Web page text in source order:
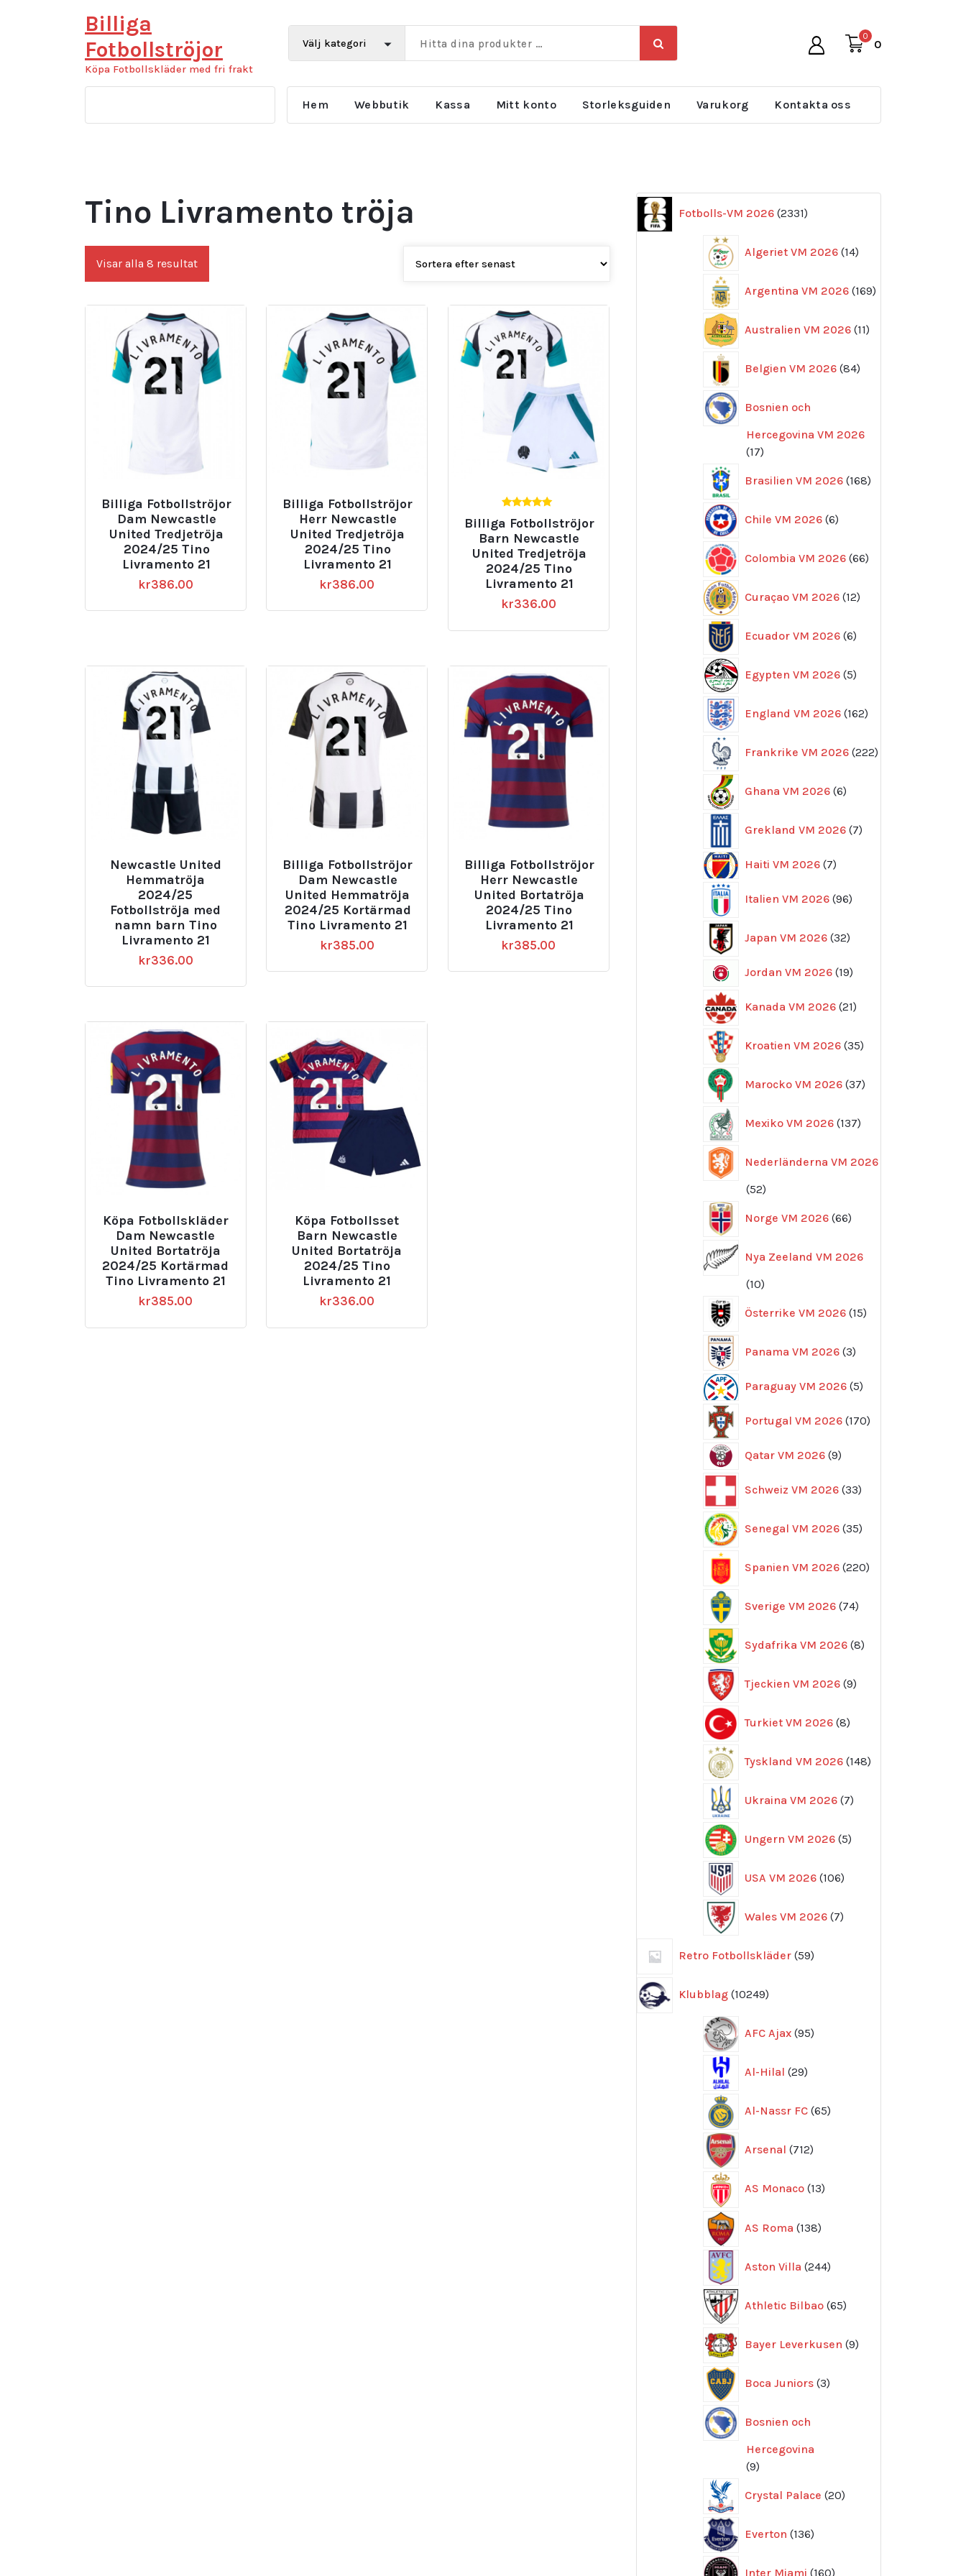
Billiga
Fotbollströjor
Köpa Fotbollskläder med fri frakt
0
0
Hem Webbutik Kassa Mitt konto Storleksguiden Varukorg Kontakta oss
Tino Livramento tröja
Visar alla 8 resultatSortera
efter
Billiga Fotbollströjor
Dam Newcastle
United Tredjetröja
2024/25 Tino
Livramento 21
kr386.00
Billiga Fotbollströjor
Herr Newcastle
United Tredjetröja
2024/25 Tino
Livramento 21
kr386.00
av 5
Billiga Fotbollströjor
Barn Newcastle
United Tredjetröja
2024/25 Tino
Livramento 21
kr336.00
Newcastle United
Hemmatröja
2024/25
Fotbollströja med
namn barn Tino
Livramento 21
kr336.00
Billiga Fotbollströjor
Dam Newcastle
United Hemmatröja
2024/25 Kortärmad
Tino Livramento 21
kr385.00
Billiga Fotbollströjor
Herr Newcastle
United Bortatröja
2024/25 Tino
Livramento 21
kr385.00
Köpa Fotbollskläder
Dam Newcastle
United Bortatröja
2024/25 Kortärmad
Tino Livramento 21
kr385.00
Köpa Fotbollsset
Barn Newcastle
United Bortatröja
2024/25 Tino
Livramento 21
kr336.00
Fotbolls-VM 2026 2331
produkter
Algeriet VM 2026 14
produkter
Argentina VM 2026 169
produkter
Australien VM 2026 11
produkter
Belgien VM 2026 84
produkter
Bosnien och
Hercegovina VM 2026
1717
Brasilien VM 2026 168
produkter
Chile VM 2026 6
produkter
Colombia VM 2026 66
produkter
Curaçao VM 2026 12
produkter
Ecuador VM 2026 6
produkter
Egypten VM 2026 5
produkter
England VM 2026 162
produkter
Frankrike VM 2026 222
produkter
Ghana VM 2026 6
produkter
Grekland VM 2026 7
produkter
Haiti VM 2026 77
Italien VM 2026 96
produkter
Japan VM 2026 32
produkter
Jordan VM 2026 1919
Kanada VM 2026 21
produkter
Kroatien VM 2026 35
produkter
Marocko VM 2026 37
produkter
Mexiko VM 2026 137
produkter
Nederländerna VM 2026
5252
Norge VM 2026 66
produkter
Nya Zeeland VM 2026
1010
Österrike VM 2026 15
produkter
Panama VM 2026 3
produkter
Paraguay VM 2026 55
Portugal VM 2026 170
produkter
Qatar VM 2026 99
Schweiz VM 2026 33
produkter
Senegal VM 2026 35
produkter
Spanien VM 2026 220
produkter
Sverige VM 2026 74
produkter
Sydafrika VM 2026 8
produkter
Tjeckien VM 2026 9
produkter
Turkiet VM 2026 8
produkter
Tyskland VM 2026 148
produkter
Ukraina VM 2026 7
produkter
Ungern VM 2026 5
produkter
USA VM 2026 106
produkter
Wales VM 2026 7
produkter
Retro Fotbollskläder 59
produkter
Klubblag 10249
produkter
AFC Ajax 95
produkter
Al-Hilal 29
produkter
Al-Nassr FC 65
produkter
Arsenal 712
produkter
AS Monaco 13
produkter
AS Roma 138
produkter
Aston Villa 244
produkter
Athletic Bilbao 65
produkter
Bayer Leverkusen 9
produkter
Boca Juniors 3
produkter
Bosnien och
Hercegovina
99
Crystal Palace 20
produkter
Everton 136
produkter
Inter Miami 160